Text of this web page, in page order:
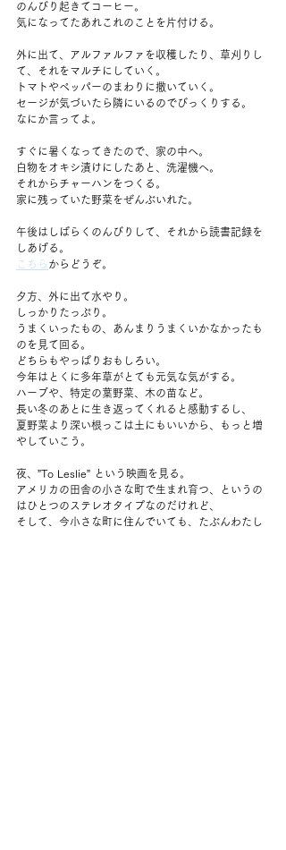
のんびり起きてコーヒー。
気になってたあれこれのことを片付ける。
外に出て、アルファルファを収穫したり、草刈りし
て、それをマルチにしていく。
トマトやペッパーのまわりに撒いていく。
セージが気づいたら隣にいるのでびっくりする。
なにか言ってよ。
すぐに暑くなってきたので、家の中へ。
白物をオキシ漬けにしたあと、洗濯機へ。
それからチャーハンをつくる。
家に残っていた野菜をぜんぶいれた。
午後はしばらくのんびりして、それから読書記録を
しあげる。
こちら からどうぞ。
夕方、外に出て水やり。
しっかりたっぷり。
うまくいったもの、あんまりうまくいかなかったも
のを見て回る。
どちらもやっぱりおもしろい。
今年はとくに多年草がとても元気な気がする。
ハーブや、特定の葉野菜、木の苗など。
長い冬のあとに生き返ってくれると感動するし、
夏野菜より深い根っこは土にもいいから、もっと増
やしていこう。
夜、”To Leslie” という映画を見る。
アメリカの田舎の小さな町で生まれ育つ、というの
はひとつのステレオタイプなのだけれど、
そして、今小さな町に住んでいても、たぶんわたし